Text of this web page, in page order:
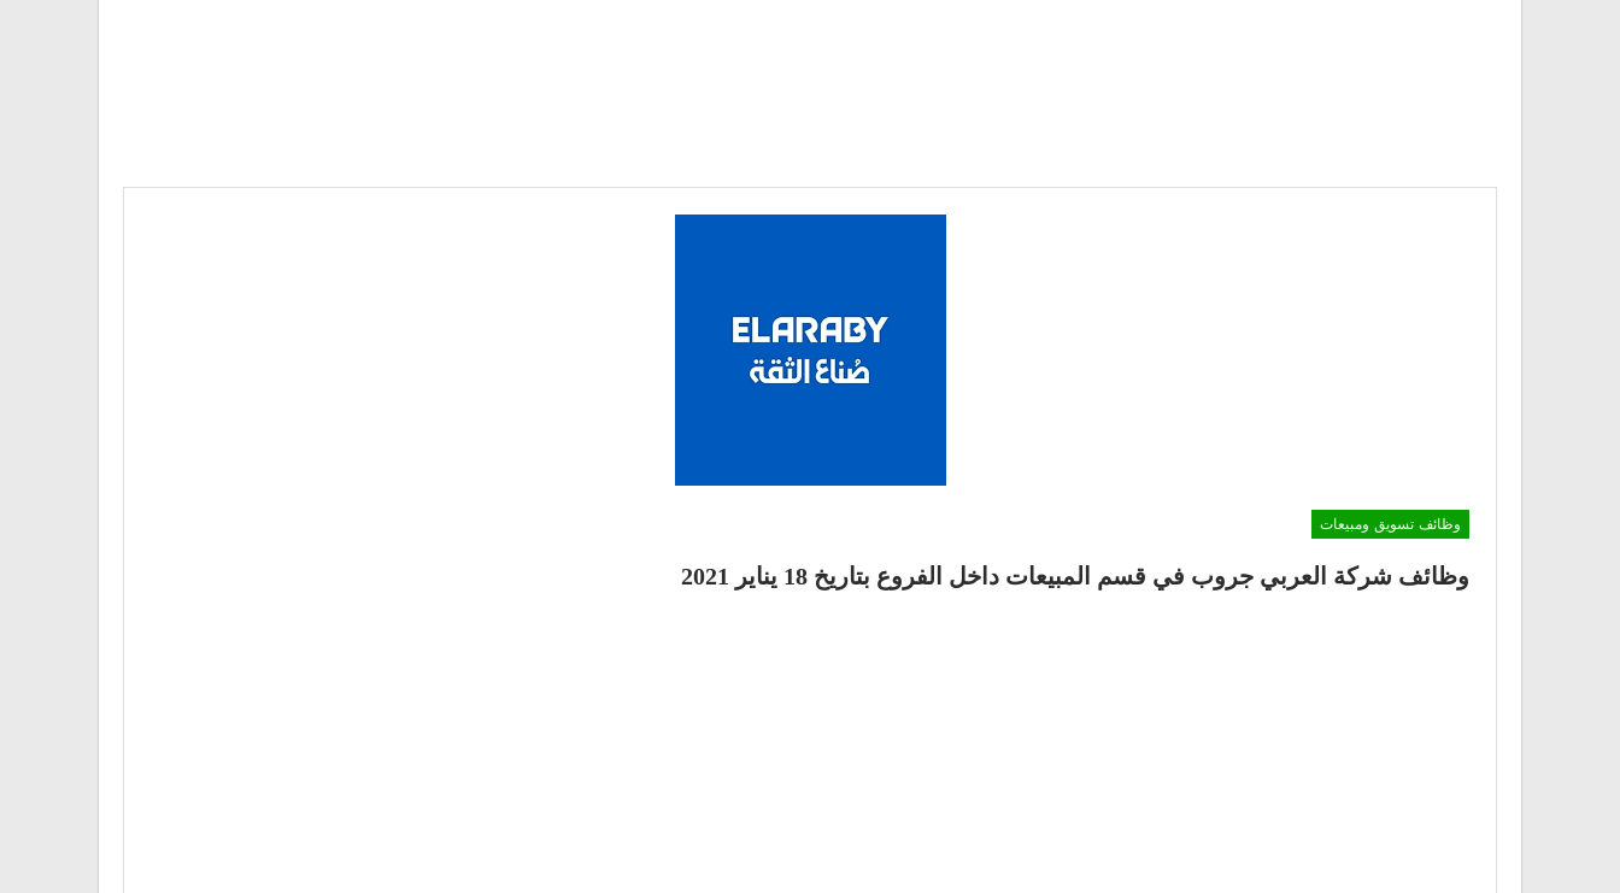
وظائف تسويق ومبيعات
وظائف شركة العربي جروب في قسم المبيعات داخل الفروع بتاريخ 18 يناير 2021